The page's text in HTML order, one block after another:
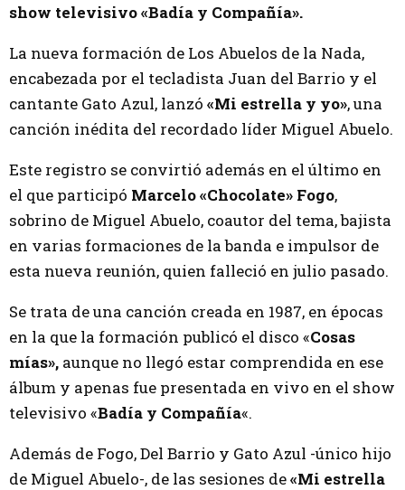
show televisivo «Badía y Compañía».
La nueva formación de Los Abuelos de la Nada,
encabezada por el tecladista Juan del Barrio y el
cantante Gato Azul, lanzó «Mi estrella y yo», una
canción inédita del recordado líder Miguel Abuelo.
Este registro se convirtió además en el último en
el que participó Marcelo «Chocolate» Fogo,
sobrino de Miguel Abuelo, coautor del tema, bajista
en varias formaciones de la banda e impulsor de
esta nueva reunión, quien falleció en julio pasado.
Se trata de una canción creada en 1987, en épocas
en la que la formación publicó el disco «Cosas
mías», aunque no llegó estar comprendida en ese
álbum y apenas fue presentada en vivo en el show
televisivo «Badía y Compañía«.
Además de Fogo, Del Barrio y Gato Azul -único hijo
de Miguel Abuelo-, de las sesiones de«Mi estrella